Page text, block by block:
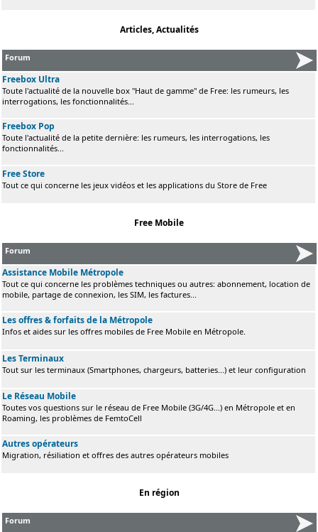
Articles, Actualités
Forum
Freebox Ultra
Toute l'actualité de la nouvelle box "Haut de gamme" de Free: les rumeurs, les
interrogations, les fonctionnalités...
Freebox Pop
Toute l'actualité de la petite dernière: les rumeurs, les interrogations, les
fonctionnalités...
Free Store
Tout ce qui concerne les jeux vidéos et les applications du Store de Free
Free Mobile
Forum
Assistance Mobile Métropole
Tout ce qui concerne les problèmes techniques ou autres: abonnement, location de
mobile, partage de connexion, les SIM, les factures...
Les offres & forfaits de la Métropole
Infos et aides sur les offres mobiles de Free Mobile en Métropole.
Les Terminaux
Tout sur les terminaux (Smartphones, chargeurs, batteries...) et leur configuration
Le Réseau Mobile
Toutes vos questions sur le réseau de Free Mobile (3G/4G...) en Métropole et en
Roaming, les problèmes de FemtoCell
Autres opérateurs
Migration, résiliation et offres des autres opérateurs mobiles
En région
Forum